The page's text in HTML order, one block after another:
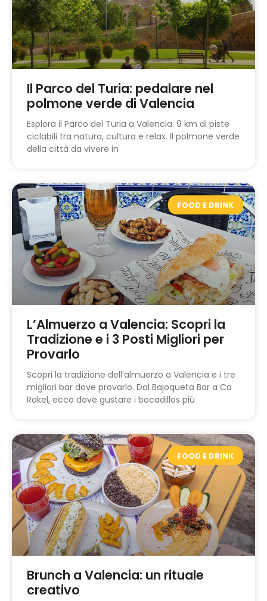
Il Parco del Turia: pedalare nel
polmone verde di Valencia
Esplora il Parco del Turia a Valencia: 9 km di piste
ciclabili tra natura, cultura e relax. Il polmone verde
della città da vivere in
FOOD E DRINK
L’Almuerzo a Valencia: Scopri la
Tradizione e i 3 Posti Migliori per
Provarlo
Scopri la tradizione dell’almuerzo a Valencia e i tre
migliori bar dove provarlo. Dal Bajoqueta Bar a Ca
Rakel, ecco dove gustare i bocadillos più
FOOD E DRINK
Brunch a Valencia: un rituale
creativo